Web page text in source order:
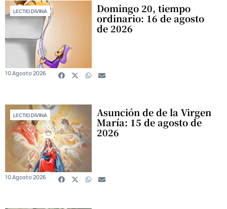
LECTIO DIVINA Domingo 20, tiempo
ordinario: 16 de agosto
de 2026
10 Agosto 2026
LECTIO DIVINA Asunción de de la Virgen
María: 15 de agosto de
2026
10 Agosto 2026